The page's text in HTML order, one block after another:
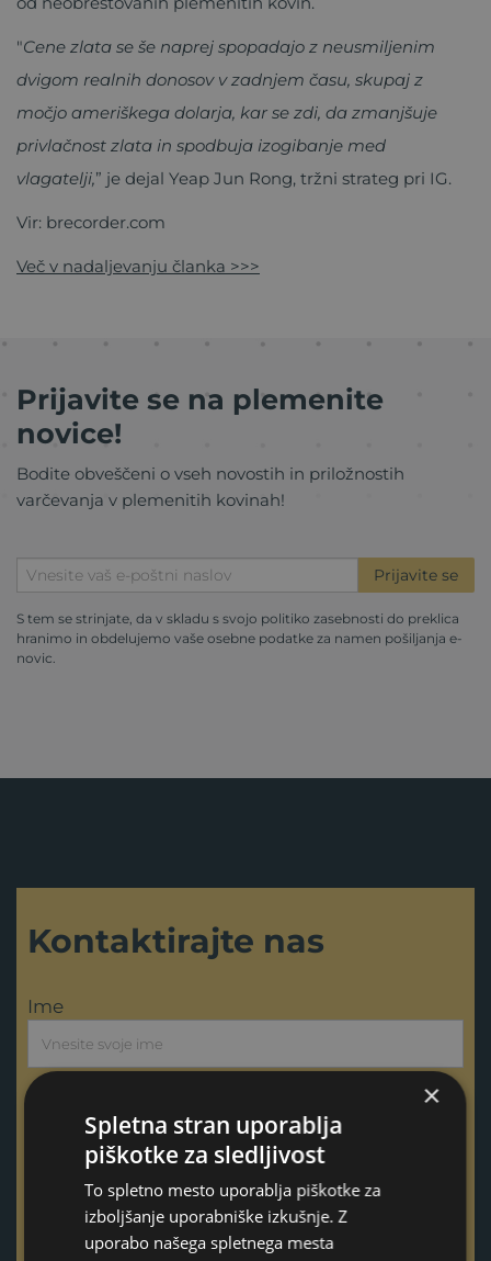
"Cene zlata se še naprej spopadajo z neusmiljenim
dvigom realnih donosov v zadnjem času, skupaj z
močjo ameriškega dolarja, kar se zdi, da zmanjšuje
privlačnost zlata in spodbuja izogibanje med
vlagatelji,” je dejal Yeap Jun Rong, tržni strateg pri IG.
Vir: brecorder.com
Več v nadaljevanju članka >>>
Prijavite se na plemenite
novice!
Bodite obveščeni o vseh novostih in priložnostih
varčevanja v plemenitih kovinah!
Prijavite se
S tem se strinjate, da v skladu s svojo politiko zasebnosti do preklica
hranimo in obdelujemo vaše osebne podatke za namen pošiljanja e-
novic.
Kontaktirajte nas
Ime
Priimek
E-pošta
×
Spletna stran uporablja
piškotke za sledljivost
To spletno mesto uporablja piškotke za
izboljšanje uporabniške izkušnje. Z
uporabo našega spletnega mesta